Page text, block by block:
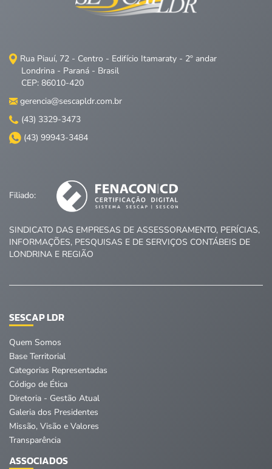
Rua Piauí, 72 - Centro - Edifício Itamaraty - 2º andar
Londrina - Paraná - Brasil
CEP: 86010-420
gerencia@sescapldr.com.br
(43) 3329-3473
(43) 99943-3484
Filiado:
SINDICATO DAS EMPRESAS DE ASSESSORAMENTO, PERÍCIAS,
INFORMAÇÕES, PESQUISAS E DE SERVIÇOS CONTÁBEIS DE
LONDRINA E REGIÃO
SESCAP LDR
Quem Somos
Base Territorial
Categorias Representadas
Código de Ética
Diretoria - Gestão Atual
Galeria dos Presidentes
Missão, Visão e Valores
Transparência
ASSOCIADOS